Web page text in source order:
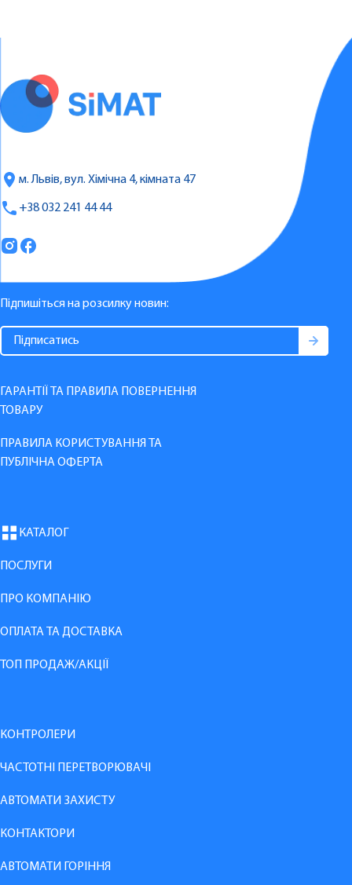
м. Львів, вул. Хімічна 4, кімната 47
+38 032 241 44 44
Підпишіться на розсилку новин:
ГАРАНТІЇ ТА ПРАВИЛА ПОВЕРНЕННЯ
ТОВАРУ
ПРАВИЛА КОРИСТУВАННЯ ТА
ПУБЛІЧНА ОФЕРТА
КАТАЛОГ
ПОСЛУГИ
ПРО КОМПАНІЮ
ОПЛАТА ТА ДОСТАВКА
ТОП ПРОДАЖ/АКЦІЇ
КОНТРОЛЕРИ
ЧАСТОТНІ ПЕРЕТВОРЮВАЧІ
АВТОМАТИ ЗАХИСТУ
КОНТАКТОРИ
АВТОМАТИ ГОРІННЯ